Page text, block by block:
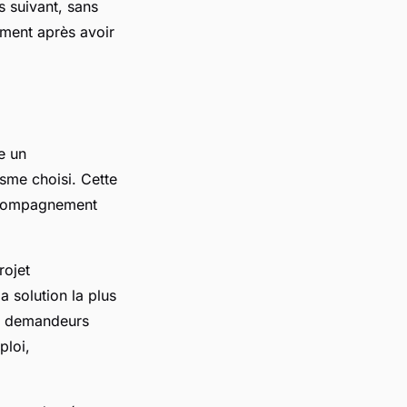
suivant, sans
après avoir
un
choisi. Cette
solution la plus